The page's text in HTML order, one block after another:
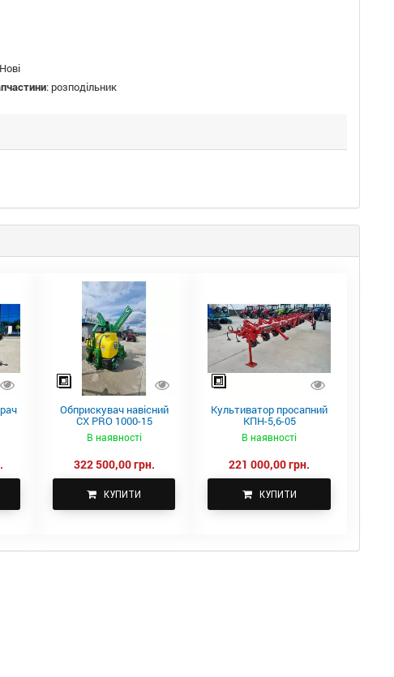
Нові
: розподільник
Обприскувач навісний
CX PRO 1000-15
В наявності
322 500,00 грн.
КУПИТИ
Культиватор просапний
КПН-5,6-05
В наявності
221 000,00 грн.
КУПИТИ